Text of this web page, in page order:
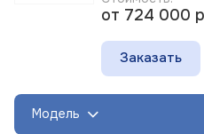
от 724 000
Заказать
Модель